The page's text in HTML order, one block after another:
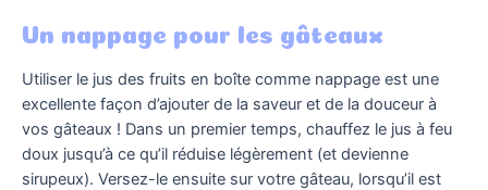
Un nappage pour les gâteaux
Utiliser le jus des fruits en boîte comme nappage est une
excellente façon d’ajouter de la saveur et de la douceur à
vos gâteaux ! Dans un premier temps, chauffez le jus à feu
doux jusqu’à ce qu’il réduise légèrement (et devienne
sirupeux). Versez-le ensuite sur votre gâteau, lorsqu’il est